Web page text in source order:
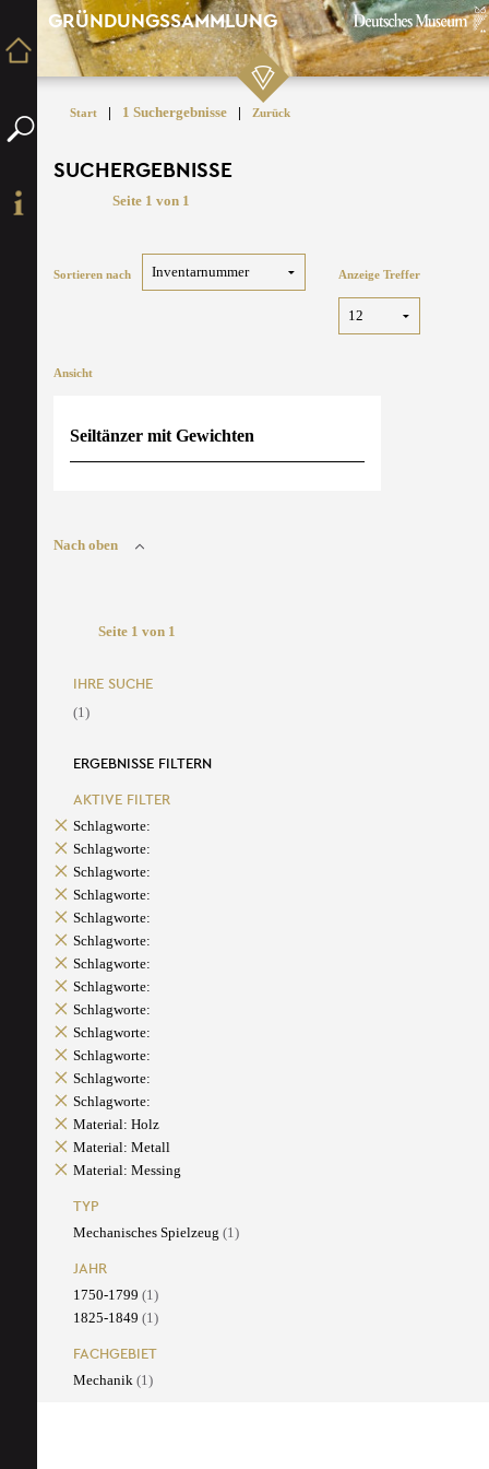
GRÜNDUNGSSAMMLUNG
Start | 1 Suchergebnisse | Zurück
SUCHERGEBNISSE
Seite 1 von 1
Sortieren nach Anzeige Treffer
Ansicht
Seiltänzer mit Gewichten
Nach oben
Seite 1 von 1
IHRE SUCHE
(1)
ERGEBNISSE FILTERN
AKTIVE FILTER
Schlagworte:
Schlagworte:
Schlagworte:
Schlagworte:
Schlagworte:
Schlagworte:
Schlagworte:
Schlagworte:
Schlagworte:
Schlagworte:
Schlagworte:
Schlagworte:
Schlagworte:
Material: Holz
Material: Metall
Material: Messing
TYP
Mechanisches Spielzeug (1)
JAHR
1750-1799 (1)
1825-1849 (1)
FACHGEBIET
Mechanik (1)